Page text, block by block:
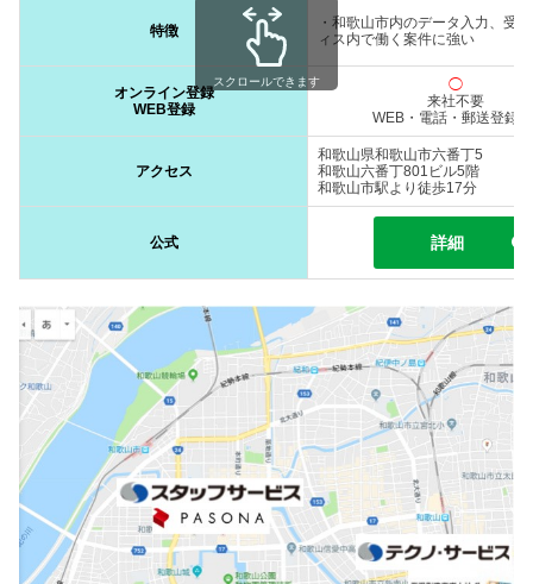
特徴
・和歌山市内のデータ入力、受
ィス内で働く案件に強い
オンライン登録
WEB登録
◯
来社不要
WEB・電話・郵送登録
アクセス
和歌山県和歌山市六番丁5
和歌山六番丁801ビル5階
和歌山市駅より徒歩17分
公式 詳細
スクロールできます